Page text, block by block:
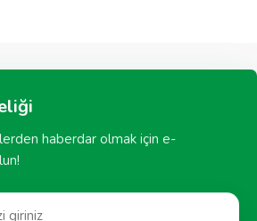
haberdar olmak için e-